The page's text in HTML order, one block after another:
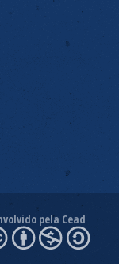
pela Cead